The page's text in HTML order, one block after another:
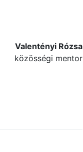
Valentényi Rózsa
közösségi mentor